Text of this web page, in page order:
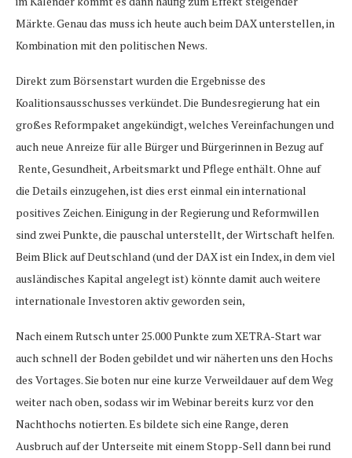
Märkte. Genau das muss ich heute auch beim DAX unterstellen, in
Kombination mit den politischen News.
Direkt zum Börsenstart wurden die Ergebnisse des
Koalitionsausschusses verkündet. Die Bundesregierung hat ein
großes Reformpaket angekündigt, welches Vereinfachungen und
auch neue Anreize für alle Bürger und Bürgerinnen in Bezug auf
Rente, Gesundheit, Arbeitsmarkt und Pflege enthält. Ohne auf
die Details einzugehen, ist dies erst einmal ein international
positives Zeichen. Einigung in der Regierung und Reformwillen
sind zwei Punkte, die pauschal unterstellt, der Wirtschaft helfen.
Beim Blick auf Deutschland (und der DAX ist ein Index, in dem viel
ausländisches Kapital angelegt ist) könnte damit auch weitere
internationale Investoren aktiv geworden sein,
Nach einem Rutsch unter 25.000 Punkte zum XETRA-Start war
auch schnell der Boden gebildet und wir näherten uns den Hochs
des Vortages. Sie boten nur eine kurze Verweildauer auf dem Weg
weiter nach oben, sodass wir im Webinar bereits kurz vor den
Nachthochs notierten. Es bildete sich eine Range, deren
Ausbruch auf der Unterseite mit einem Stopp-Sell dann bei rund